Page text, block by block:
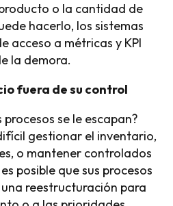
o la cantidad de
hacerlo, los sistemas
acceso a métricas y KPI
la demora.
fuera de su control
se le escapan?
gestionar el inventario,
o mantener controlados
posible que sus procesos
reestructuración para